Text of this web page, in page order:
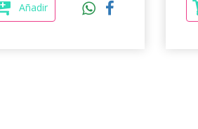
Añadir